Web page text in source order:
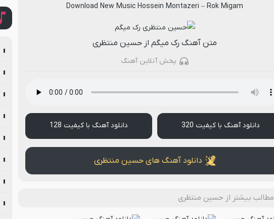
Download New Music Hossein Montazeri – Rok Migam
متن آهنگ رک میگم از حسین منتظری
پخش آنلاین آهنگ
دانلود آهنگ با کیفیت 320 دانلود آهنگ با کیفیت 128
دانلود آهنگ های حسین منتظری
مطالب بیشتر از حسین منتظری